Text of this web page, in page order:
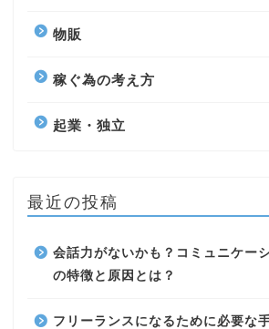
物販
稼ぐ為の考え方
起業・独立
最近の投稿
会話力がないかも？コミュニケー
の特徴と原因とは？
フリーランスになるために必要な